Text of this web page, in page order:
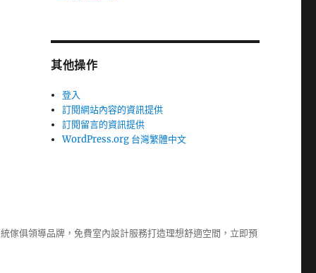
其他操作
登入
訂閱網站內容的資訊提供
訂閱留言的資訊提供
WordPress.org 台灣繁體中文
傢俱領導品牌，免費室內設計服務打造理想舒適空間，立即預